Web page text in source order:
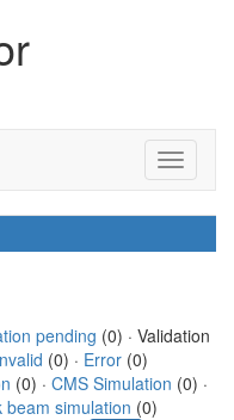
pending (0) · Validation
(0) · Error (0)
(0) · CMS Simulation (0) ·
beam simulation (0)